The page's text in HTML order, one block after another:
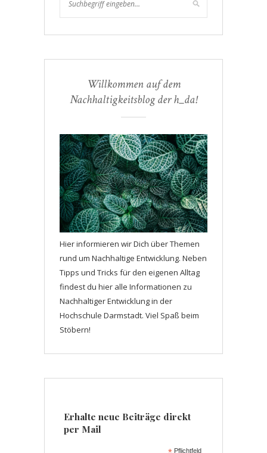
Willkommen auf dem
Nachhaltigkeitsblog der h_da!
Hier informieren wir Dich über Themen
rund um Nachhaltige Entwicklung. Neben
Tipps und Tricks für den eigenen Alltag
findest du hier alle Informationen zu
Nachhaltiger Entwicklung in der
Hochschule Darmstadt. Viel Spaß beim
Stöbern!
Erhalte neue Beiträge direkt
per Mail
Pflichtfeld